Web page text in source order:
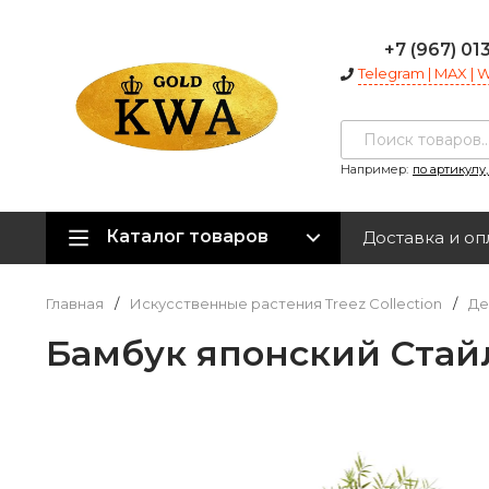
+7 (967)
Telegram | MAX |
Например: по
Каталог товаров Доставка и
Главная / Искусственные растения Treez Collection /
Бамбук японский